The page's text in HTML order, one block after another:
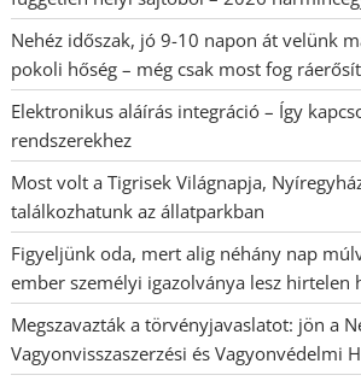
Nehéz időszak, jó 9-10 napon át velünk
pokoli hőség – még csak most fog
Elektronikus aláírás integráció – Így
rendszerekhez
Most volt a Tigrisek Világnapja,
találkozhatunk az állatparkban
Figyeljünk oda, mert alig néhány nap
ember személyi igazolványa lesz hirtelen
Megszavazták a törvényjavaslatot: jön a
Vagyonvisszaszerzési és Vagyonvédelmi